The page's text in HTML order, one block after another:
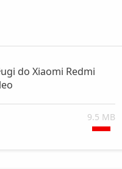
do Xiaomi Redmi
9.5 MB